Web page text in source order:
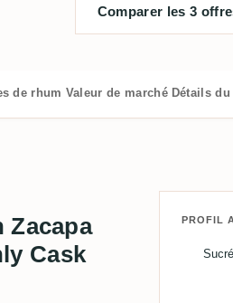
Comparer les 3
de rhum Valeur de marché Détails
Zacapa
Cask
PROFIL